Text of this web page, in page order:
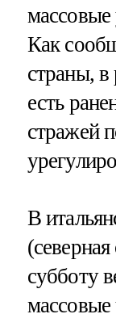
массовые
Как
страны, в
есть
стражей
В
субботу
массовые